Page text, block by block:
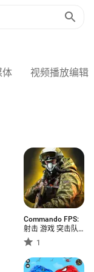
体 视频播放编辑
Commando FPS:
射击 游戏 突击队
罢工 军队
1